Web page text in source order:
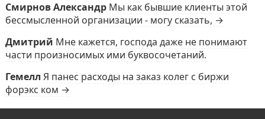
Смирнов Александр Мы как бывшие клиенты этой
бессмысленной организации - могу сказать, →
Дмитрий Мне кажется, господа даже не понимают
части произносимых ими буквосочетаний.
Гемелл Я панес расходы на заказ колег с биржи
форэкс ком →